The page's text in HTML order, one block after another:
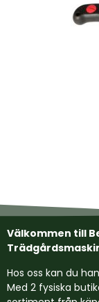
Välkommen till
Hos oss kan du
Med 2 fysiska